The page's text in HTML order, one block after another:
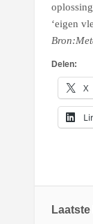
‘eigen
Delen:
X